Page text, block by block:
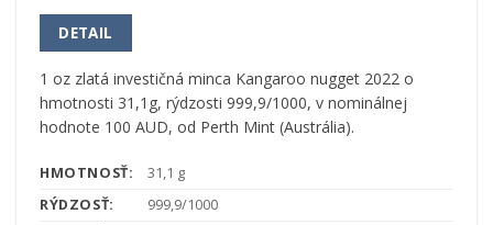
DETAIL
1 oz zlatá investičná minca Kangaroo nugget 2022 o
hmotnosti 31,1g, rýdzosti 999,9/1000, v nominálnej
hodnote 100 AUD, od Perth Mint (Austrália).
HMOTNOSŤ:
31,1 g
RÝDZOSŤ:
999,9/1000